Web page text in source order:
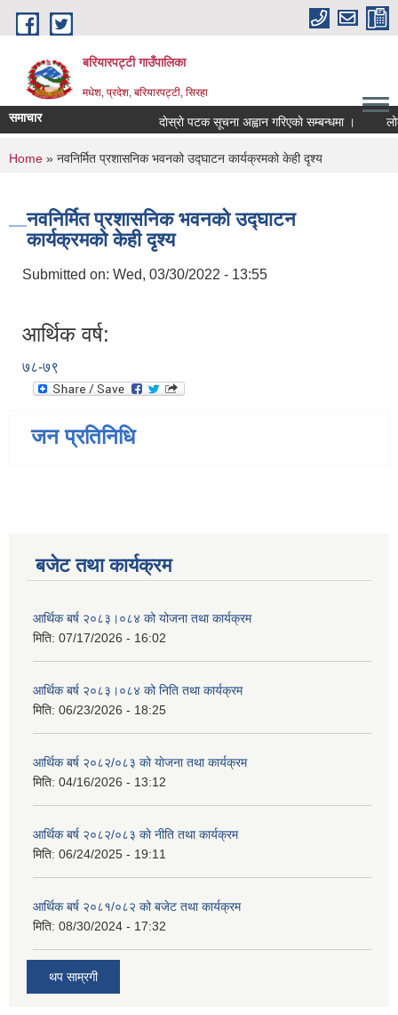
Skip to main content
बरियारपट्टी गाउँपालिका
मधेश, प्रदेश, बरियारपट्टी, सिरहा
समाचार दाेस्राे पटक सूचना अह्वान गरिएकाे सम्बन्धमा । लोक
You are here
Home » नवनिर्मित प्रशासनिक भवनको उद्घाटन कार्यक्रमको केही दृश्य
नवनिर्मित प्रशासनिक भवनको उद्घाटन
कार्यक्रमको केही दृश्य
Submitted on: Wed, 03/30/2022 - 13:55
आर्थिक वर्ष:
७८-७९
जन प्रतिनिधि
बजेट तथा कार्यक्रम
आर्थिक बर्ष २०८३।०८४ को योजना तथा कार्यक्रम
मिति: 07/17/2026 - 16:02
आर्थिक बर्ष २०८३।०८४ को निति तथा कार्यक्रम
मिति: 06/23/2026 - 18:25
आर्थिक बर्ष २०८२/०८३ काे याेजना तथा कार्यक्रम
मिति: 04/16/2026 - 13:12
आर्थिक बर्ष २०८२/०८३ काे नीति तथा कार्यक्रम
मिति: 06/24/2025 - 19:11
आर्थिक बर्ष २०८१/०८२ को बजेट तथा कार्यक्रम
मिति: 08/30/2024 - 17:32
थप साम्रगी